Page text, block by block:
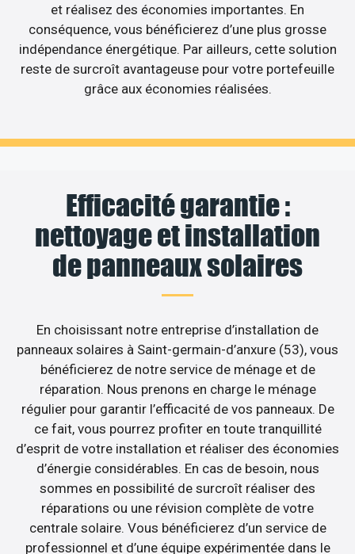
et réalisez des économies importantes. En
conséquence, vous bénéficierez d’une plus grosse
indépendance énergétique. Par ailleurs, cette solution
reste de surcroît avantageuse pour votre portefeuille
grâce aux économies réalisées.
Efficacité garantie :
nettoyage et installation
de panneaux solaires
En choisissant notre entreprise d’installation de
panneaux solaires à Saint-germain-d’anxure (53), vous
bénéficierez de notre service de ménage et de
réparation. Nous prenons en charge le ménage
régulier pour garantir l’efficacité de vos panneaux. De
ce fait, vous pourrez profiter en toute tranquillité
d’esprit de votre installation et réaliser des économies
d’énergie considérables. En cas de besoin, nous
sommes en possibilité de surcroît réaliser des
réparations ou une révision complète de votre
centrale solaire. Vous bénéficierez d’un service de
professionnel et d’une équipe expérimentée dans le